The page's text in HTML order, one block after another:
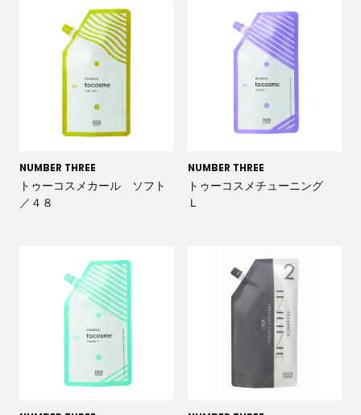
NUMBER THREE
トゥーコスメカール ソフト
／４８
NUMBER THREE
トゥーコスメチューニング
Ｌ